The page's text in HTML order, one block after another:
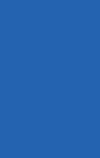
- Beurkundung
beantragen
Kindes
beantragen
- Anerkennung der
bei